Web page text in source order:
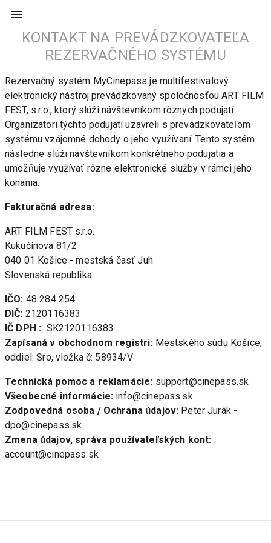
KONTAKT NA PREVÁDZKOVATEĽA
REZERVAČNÉHO SYSTÉMU
Rezervačný systém MyCinepass je multifestivalový
elektronický nástroj prevádzkovaný spoločnosťou ART FILM
FEST, s.r.o., ktorý slúži návštevníkom rôznych podujatí.
Organizátori týchto podujatí uzavreli s prevádzkovateľom
systému vzájomné dohody o jeho využívaní. Tento systém
následne slúži návštevníkom konkrétneho podujatia a
umožňuje využívať rôzne elektronické služby v rámci jeho
konania.
Fakturačná adresa:
ART FILM FEST s.r.o.
Kukučínova 81/2
040 01 Košice - mestská časť Juh
Slovenská republika
IČO:
DIČ:
IČ DPH :
Zapísaná v obchodnom registri: Mestského súdu Košice,
oddiel: Sro, vložka č: 58934/V
Technická pomoc a reklamácie: support@cinepass.sk
Všeobecné informácie: info@cinepass.sk
Zodpovedná osoba / Ochrana údajov: Peter Jurák -
dpo@cinepass.sk
Zmena údajov, správa používateľských kont:
account@cinepass.sk